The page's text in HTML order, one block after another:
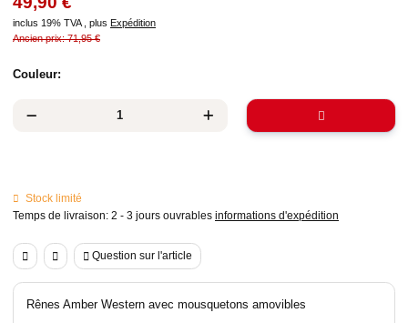
inclus 19% TVA , plus Expédition
Ancien prix: 71,95 €
Couleur:
Stock limité
Temps de livraison: 2 - 3 jours ouvrables informations d'expédition
Question sur l'article
Rênes Amber Western avec mousquetons amovibles